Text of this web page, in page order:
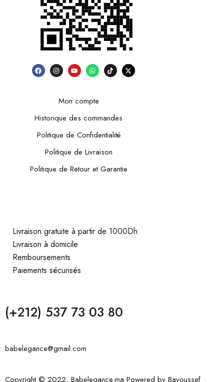
Mon compte
Historique des commandes
Politique de Confidentialité
Politique de Livraison
Politique de Retour et Garantie
Livraison gratuite à partir de 1000Dh
Livraison à domicile
Remboursements
Paiements sécurisés
(+212) 537 73 03 80
babelegance@gmail.com
Copyright © 2022, Babelegance.ma Powered by Bayoussef